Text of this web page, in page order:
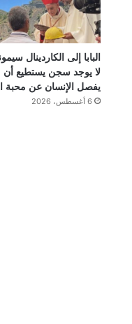
البابا إلى الكاردينال
لا يوجد سجن يستطيع أن
يفصل الإنسان عن محبة
6 أغسطس، 2026